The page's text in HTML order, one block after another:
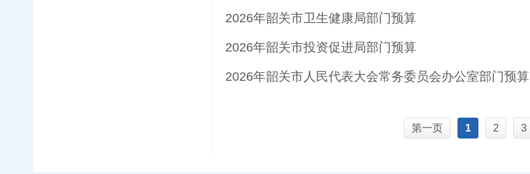
2026年韶关市卫生健康局部门预算
2026年韶关市投资促进局部门预算
2026年韶关市人民代表大会常务委员会办公室部门预算
第一页 1 2 3